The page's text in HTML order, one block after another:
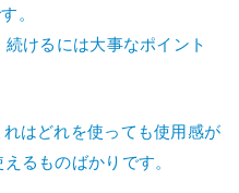
。
けるには大事なポイント
はどれを使っても使用感が
るものばかりです。